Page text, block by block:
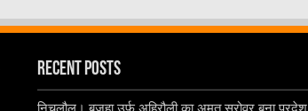
Recent Posts